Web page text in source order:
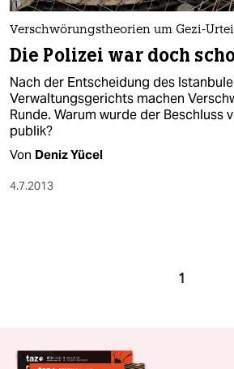
Verschwörungstheorien um Gezi-
Die Polizei war doch
Nach der Entscheidung des
Verwaltungsgerichts machen
Runde. Warum wurde der Beschluss
publik?
Von Deniz Yücel
4.7.2013
1